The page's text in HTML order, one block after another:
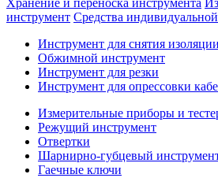
Хранение и переноска инструмента
инструмент Средства
Инструмент для снятия изоляции
Обжимной инструмент
Инструмент для резки
Инструмент для опрессовки
Измерительные приборы и
Режущий инструмент
Отвертки
Шарнирно-губцевый
Гаечные ключи